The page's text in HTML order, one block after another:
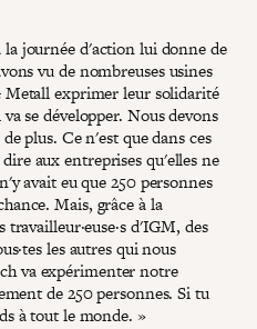
journée d'action lui donne de
vu de nombreuses usines
Metall exprimer leur solidarité
se développer. Nous devons
plus. Ce n'est que dans ces
aux entreprises qu'elles ne
avait eu que 250 personnes
Mais, grâce à la
travailleur·euse·s d'IGM, des
les autres qui nous
va expérimenter notre
de 250 personnes. Si tu
à tout le monde. »